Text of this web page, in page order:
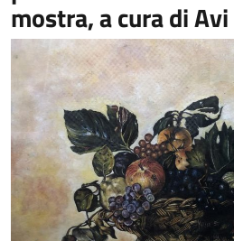
mostra, a cura di